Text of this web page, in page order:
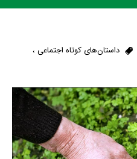
داستان‌های کوتاه اجتماعی،